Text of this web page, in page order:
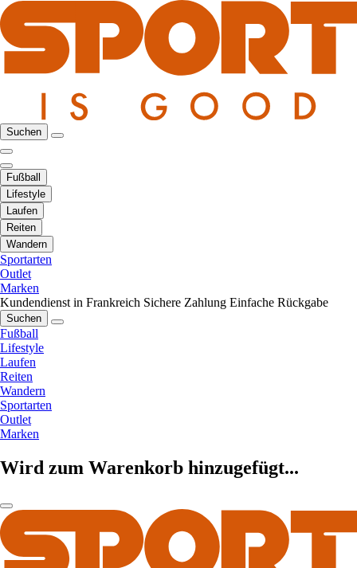
Suchen
Fußball
Lifestyle
Laufen
Reiten
Wandern
Sportarten
Outlet
Marken
Kundendienst in Frankreich Sichere Zahlung Einfache Rückgabe
Suchen
Fußball
Lifestyle
Laufen
Reiten
Wandern
Sportarten
Outlet
Marken
Wird zum Warenkorb hinzugefügt...